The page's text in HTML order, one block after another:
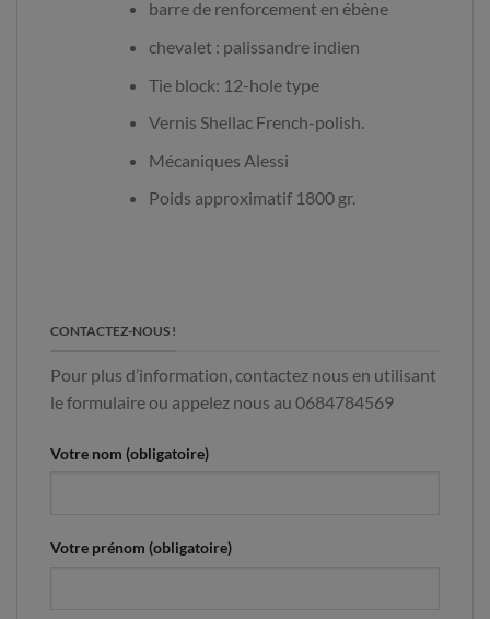
barre de renforcement en ébène
chevalet : palissandre indien
Tie block: 12-hole type
Vernis Shellac French-polish.
Mécaniques Alessi
Poids approximatif 1800 gr.​
CONTACTEZ-NOUS !
Pour plus d’information, contactez nous en utilisant
le formulaire ou appelez nous au 0684784569
Votre nom (obligatoire)
Votre prénom (obligatoire)